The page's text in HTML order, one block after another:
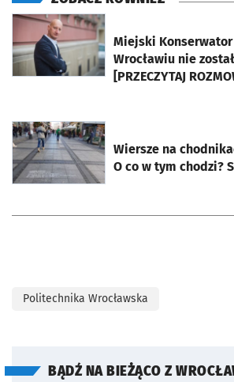
Miejski
Wrocławiu nie
[PRZECZYTAJ
otworzy się w nowej karcie
Wiersze na
O co w tym chodzi?
otworzy się w nowej karcie
Politechnika Wrocławska
BĄDŹ NA BIEŻĄCO Z